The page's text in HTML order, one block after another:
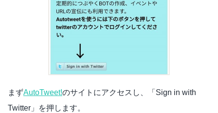
まずAutoTweet!のサイトにアクセスし、「Sign in with
Twitter」を押します。